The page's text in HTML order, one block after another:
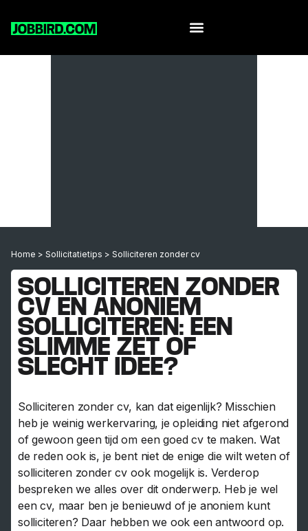
Home > Sollicitatietips > Solliciteren zonder cv
SOLLICITEREN ZONDER
CV EN ANONIEM
SOLLICITEREN: EEN
SLIMME ZET OF
SLECHT IDEE?
Solliciteren zonder cv, kan dat eigenlijk? Misschien
heb je weinig werkervaring, je opleiding niet afgerond
of gewoon geen tijd om een goed cv te maken. Wat
de reden ook is, je bent niet de enige die wilt weten of
solliciteren zonder cv ook mogelijk is. Verderop
bespreken we alles over dit onderwerp. Heb je wel
een cv, maar ben je benieuwd of je anoniem kunt
solliciteren? Daar hebben we ook een antwoord op.